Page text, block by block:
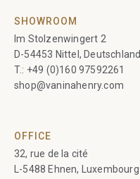
SHOWROOM
Im Stolzenwingert 2
D-54453 Nittel, Deutschland
T.: +49 (0)160 97592261
shop@vaninahenry.com
OFFICE
32, rue de la cité
L-5488 Ehnen, Luxembourg